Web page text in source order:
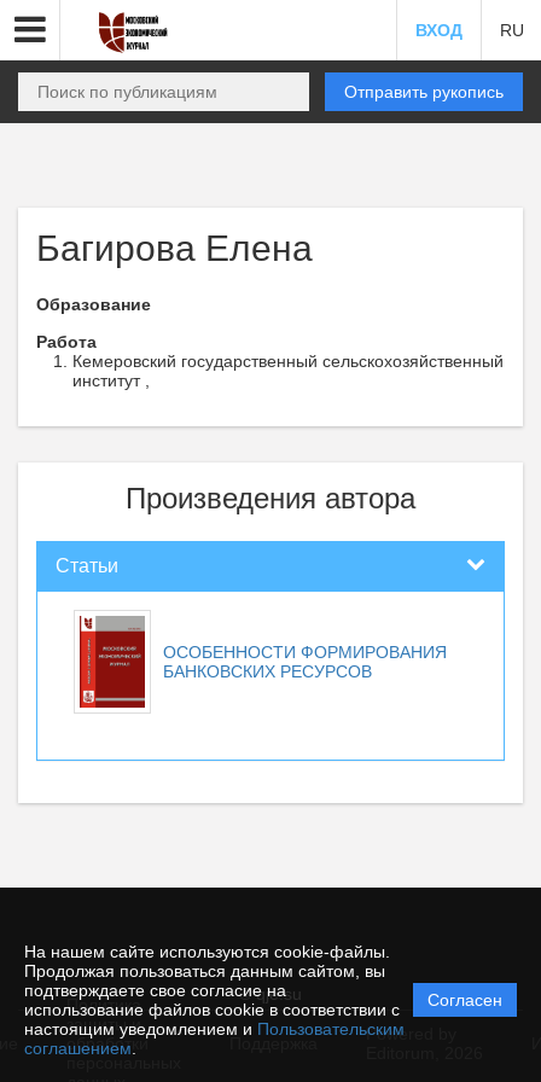
На нашем сайте используются cookie-файлы.
Продолжая пользоваться данным сайтом, вы
подтверждаете свое согласие на
использование файлов cookie в соответствии с
настоящим уведомлением и Пользовательским
соглашением
Согласен
ВХОД RU
Отправить рукопись
Багирова Елена
Образование
Работа
Кемеровский государственный сельскохозяйственный
институт ,
Произведения автора
Статьи
ОСОБЕННОСТИ ФОРМИРОВАНИЯ
БАНКОВСКИХ РЕСУРСОВ
© qje.su
Политика
защиты и
обработки
Powered by